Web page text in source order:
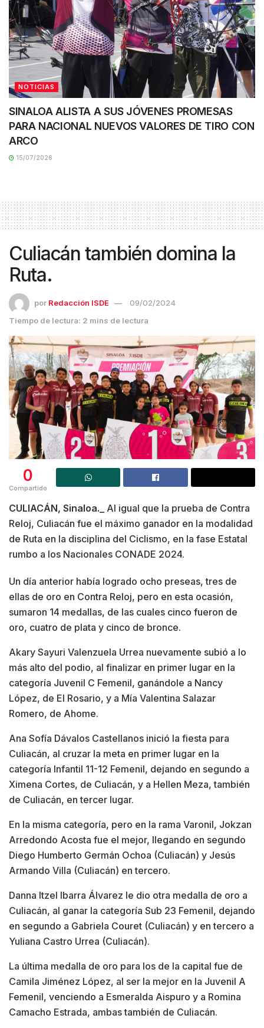
NOTICIAS
SINALOA ALISTA A SUS JÓVENES PROMESAS
PARA NACIONAL NUEVOS VALORES DE TIRO CON
ARCO
15/07/2026
Culiacán también domina la
Ruta.
por Redacción ISDE
09/02/2024
Tiempo de lectura: 2 mins de lectura
0
Compartido
CULIACÁN, Sinaloa._
Al igual que la prueba de Contra
Reloj, Culiacán fue el máximo ganador en la modalidad
de Ruta en la disciplina del Ciclismo, en la fase Estatal
rumbo a los Nacionales CONADE 2024.
Un día anterior había logrado ocho preseas, tres de
ellas de oro en Contra Reloj, pero en esta ocasión,
sumaron 14 medallas, de las cuales cinco fueron de
oro, cuatro de plata y cinco de bronce.
Akary Sayuri Valenzuela Urrea nuevamente subió a lo
más alto del podio, al finalizar en primer lugar en la
categoría Juvenil C Femenil, ganándole a Nancy
López, de El Rosario, y a Mía Valentina Salazar
Romero, de Ahome.
Ana Sofía Dávalos Castellanos inició la fiesta para
Culiacán, al cruzar la meta en primer lugar en la
categoría Infantil 11-12 Femenil, dejando en segundo a
Ximena Cortes, de Culiacán, y a Hellen Meza, también
de Culiacán, en tercer lugar.
En la misma categoría, pero en la rama Varonil, Jokzan
Arredondo Acosta fue el mejor, llegando en segundo
Diego Humberto Germán Ochoa (Culiacán) y Jesús
Armando Villa (Culiacán) en tercero.
Danna Itzel Ibarra Álvarez le dio otra medalla de oro a
Culiacán, al ganar la categoría Sub 23 Femenil, dejando
en segundo a Gabriela Couret (Culiacán) y en tercero a
Yuliana Castro Urrea (Culiacán).
La última medalla de oro para los de la capital fue de
Camila Jiménez López, al ser la mejor en la Juvenil A
Femenil, venciendo a Esmeralda Aispuro y a Romina
Camacho Estrada, ambas también de Culiacán.